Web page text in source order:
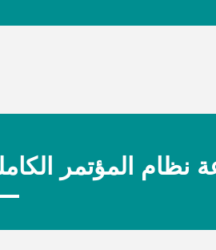
المؤتمر